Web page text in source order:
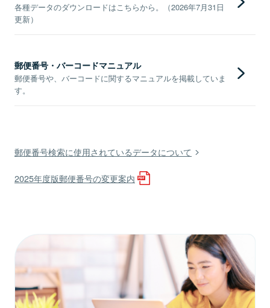
各種データのダウンロードはこちらから。（2026年7月31日
更新）
郵便番号・バーコードマニュアル
郵便番号や、バーコードに関するマニュアルを掲載していま
す。
郵便番号検索に使用されているデータについて
2025年度版郵便番号の変更案内